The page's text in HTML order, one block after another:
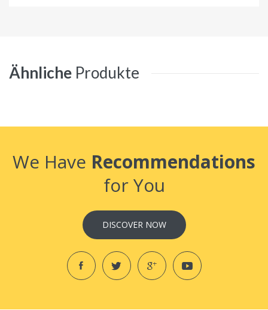
Ähnliche Produkte
We Have Recommendations
for You
DISCOVER NOW